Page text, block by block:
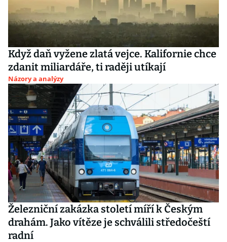
Když daň vyžene zlatá vejce. Kalifornie chce
zdanit miliardáře, ti raději utíkají
Názory a analýzy
Železniční zakázka století míří k Českým
drahám. Jako vítěze je schválili středočeští
radní